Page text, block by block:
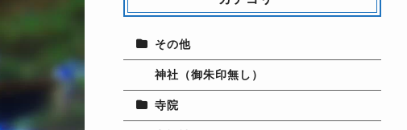
その他
神社（御朱印無し）
寺院